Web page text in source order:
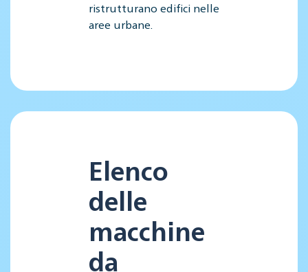
ristrutturano edifici nelle
aree urbane.
Elenco
delle
macchine
da